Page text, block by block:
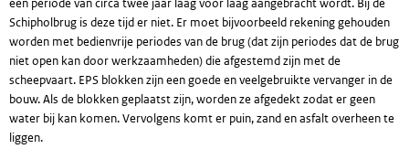
Schipholbrug is deze tijd er niet. Er moet bijvoorbeeld rekening gehouden
worden met bedienvrije periodes van de brug (dat zijn periodes dat de brug
niet open kan door werkzaamheden) die afgestemd zijn met de
scheepvaart. EPS blokken zijn een goede en veelgebruikte vervanger in de
bouw. Als de blokken geplaatst zijn, worden ze afgedekt zodat er geen
water bij kan komen. Vervolgens komt er puin, zand en asfalt overheen te
liggen.